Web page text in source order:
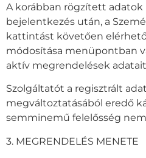
A korábban rögzített adatok
bejelentkezés után, a
kattintást követően
módosítása menüpontban
aktív megrendelések
Szolgáltatót a regisztrált
megváltoztatásából eredő
semminemű felelősség
3. MEGRENDELÉS MENETE